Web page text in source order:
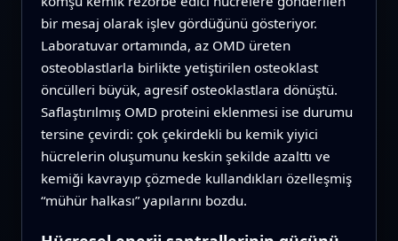
bir mesaj olarak işlev gördüğünü gösteriyor.
Laboratuvar ortamında, az OMD üreten
osteoblastlarla birlikte yetiştirilen osteoklast
öncülleri büyük, agresif osteoklastlara dönüştü.
Saflaştırılmış OMD proteini eklenmesi ise durumu
tersine çevirdi: çok çekirdekli bu kemik yiyici
hücrelerin oluşumunu keskin şekilde azalttı ve
kemiği kavrayıp çözmede kullandıkları özelleşmiş
“mühür halkası” yapılarını bozdu.